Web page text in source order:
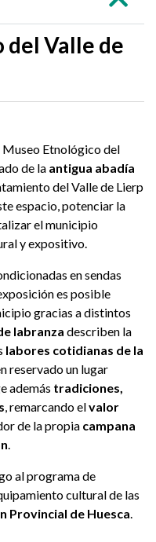
del Valle de
Museo Etnológico del
de la antigua abadía
del Valle de Lierp
espacio, potenciar la
el municipio
y expositivo.
en sendas
es posible
gracias a distintos
labranza describen la
labores cotidianas de la
reservado un lugar
además tradiciones,
, remarcando elvalor
de la propia campana
al programa de
cultural de las
Provincial de Huesca